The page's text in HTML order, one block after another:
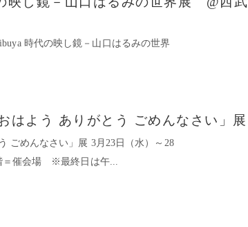
時代の映し鏡－山口はるみの世界
はよう ありがとう ごめんなさい」展
ごめんなさい」展 3月23日（水）～28
＝催会場 ※最終日は午...